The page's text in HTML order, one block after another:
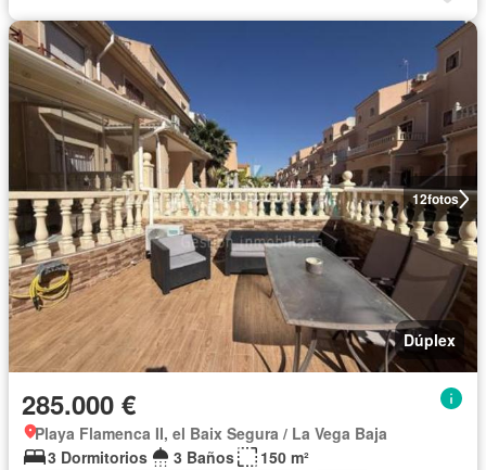
12fotos
Dúplex
285.000 €
Playa Flamenca II, el Baix Segura / La Vega Baja
3 Dormitorios
3 Baños
150 m²